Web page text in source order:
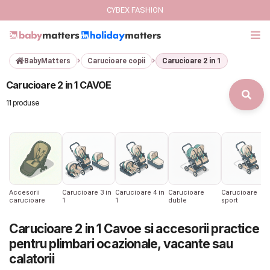
GIFT CARD
Branduri
CARUCIOARE COPII
SCOICI AUTO
CYBEX FASHION
BabyMatters Carucioare copii Carucioare 2 in 1
Carucioare 2 in 1 CAVOE
11 produse
Accesorii
carucioare
Carucioare 3 in
1
Carucioare 4 in
1
Carucioare
duble
Carucioare
sport
Carucioare 2 in 1 Cavoe si accesorii practice
pentru plimbari ocazionale, vacante sau
calatorii